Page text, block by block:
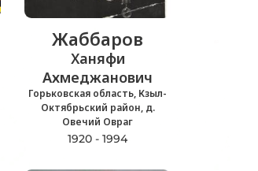
Жаббаров
Ханяфи
Ахмеджанович
Горьковская область, Кзыл-
Октябрьский район, д.
Овечий Овраг
1920 - 1994